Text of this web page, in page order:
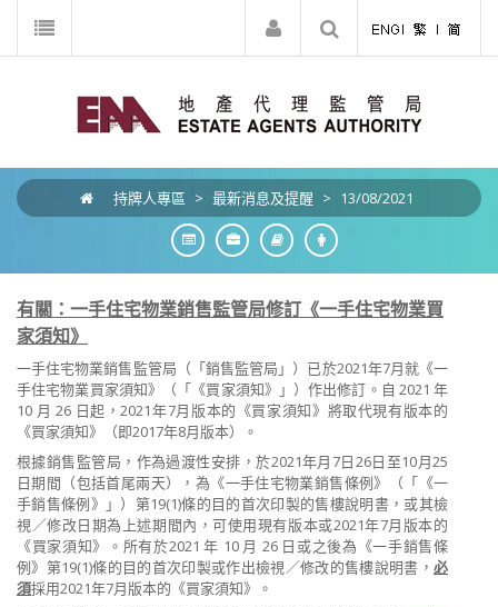
持牌人專區 > 最新消息及提醒 > 13/08/2021
有關：一手住宅物業銷售監管局修訂《一手住宅物業買
家須知》
一手住宅物業銷售監管局（「銷售監管局」）已於2021年7月就《一
手住宅物業買家須知》（「《買家須知》」）作出修訂。自 2021 年
10 月 26 日起，2021年7月版本的《買家須知》將取代現有版本的
《買家須知》（即2017年8月版本）。
根據銷售監管局，作為過渡性安排，於2021年月7日26日至10月25
日期間（包括首尾兩天），為《一手住宅物業銷售條例》（「《一
手銷售條例》」）第19(1)條的目的首次印製的售樓說明書，或其檢
視／修改日期為上述期間內，可使用現有版本或2021年7月版本的
《買家須知》。所有於2021 年 10 月 26 日或之後為《一手銷售條
例》第19(1)條的目的首次印製或作出檢視／修改的售樓說明書， 必
須採用2021年7月版本的《買家須知》。